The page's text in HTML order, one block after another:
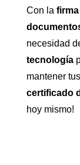
Con la firma
necesidad
tecnología
mantener
certificado
hoy mismo!